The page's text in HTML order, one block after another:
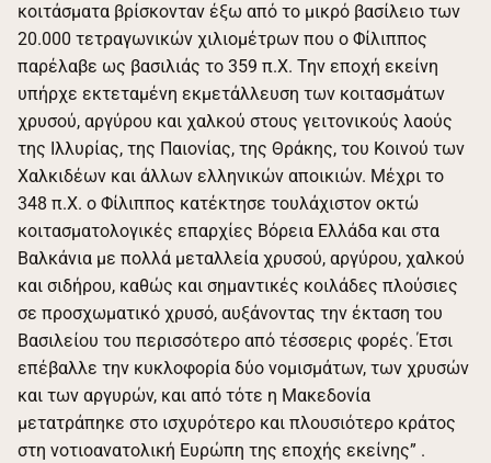
κοιτάσματα βρίσκονταν έξω από το μικρό βασίλειο των
20.000 τετραγωνικών χιλιομέτρων που ο Φίλιππος
παρέλαβε ως βασιλιάς το 359 π.Χ. Την εποχή εκείνη
υπήρχε εκτεταμένη εκμετάλλευση των κοιτασμάτων
χρυσού, αργύρου και χαλκού στους γειτονικούς λαούς
της Ιλλυρίας, της Παιονίας, της Θράκης, του Κοινού των
Χαλκιδέων και άλλων ελληνικών αποικιών. Μέχρι το
348 π.Χ. ο Φίλιππος κατέκτησε τουλάχιστον οκτώ
κοιτασματολογικές επαρχίες Βόρεια Ελλάδα και στα
Βαλκάνια με πολλά μεταλλεία χρυσού, αργύρου, χαλκού
και σιδήρου, καθώς και σημαντικές κοιλάδες πλούσιες
σε προσχωματικό χρυσό, αυξάνοντας την έκταση του
Βασιλείου του περισσότερο από τέσσερις φορές. Έτσι
επέβαλλε την κυκλοφορία δύο νομισμάτων, των χρυσών
και των αργυρών, και από τότε η Μακεδονία
μετατράπηκε στο ισχυρότερο και πλουσιότερο κράτος
στη νοτιοανατολική Ευρώπη της εποχής εκείνης” .